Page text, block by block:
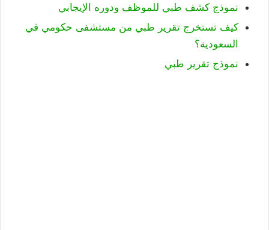
نموذج كشف طبي للموظف ودوره الإيجابي
كيف تستخرج تقرير طبي من مستشفى حكومي في
السعودية؟
نموذج تقرير طبي